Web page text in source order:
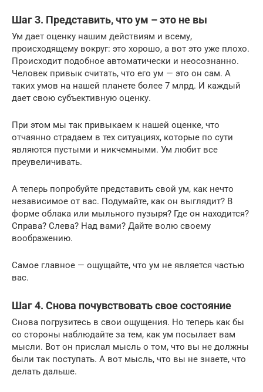
Шаг 3. Представить, что ум – это не вы
Ум дает оценку нашим действиям и всему,
происходящему вокруг: это хорошо, а вот это уже плохо.
Происходит подобное автоматически и неосознанно.
Человек привык считать, что его ум — это он сам. А
таких умов на нашей планете более 7 млрд. И каждый
дает свою субъективную оценку.
При этом мы так привыкаем к нашей оценке, что
отчаянно страдаем в тех ситуациях, которые по сути
являются пустыми и никчемными. Ум любит все
преувеличивать.
А теперь попробуйте представить свой ум, как нечто
независимое от вас. Подумайте, как он выглядит? В
форме облака или мыльного пузыря? Где он находится?
Справа? Слева? Над вами? Дайте волю своему
воображению.
Самое главное — ощущайте, что ум не является частью
вас.
Шаг 4. Снова почувствовать свое состояние
Снова погрузитесь в свои ощущения. Но теперь как бы
со стороны наблюдайте за тем, как ум посылает вам
мысли. Вот он прислал мысль о том, что вы не должны
были так поступать. А вот мысль, что вы не знаете, что
делать дальше.